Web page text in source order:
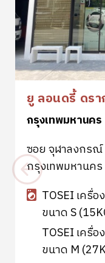
ยู ลอนดรี้ ดร
กรุงเทพมหานคร
ซอย จุฬาลงกรณ์
กรุงเทพมหานคร
TOSEI เครื่
ขนาด S
TOSEI เครื่
ขนาด M